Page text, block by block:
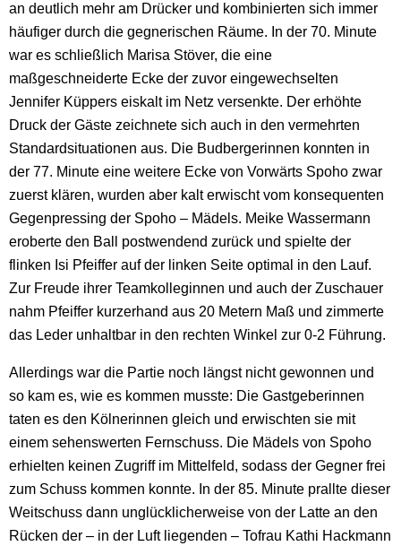
an deutlich mehr am Drücker und kombinierten sich immer
häufiger durch die gegnerischen Räume. In der 70. Minute
war es schließlich Marisa Stöver, die eine
maßgeschneiderte Ecke der zuvor eingewechselten
Jennifer Küppers eiskalt im Netz versenkte. Der erhöhte
Druck der Gäste zeichnete sich auch in den vermehrten
Standardsituationen aus. Die Budbergerinnen konnten in
der 77. Minute eine weitere Ecke von Vorwärts Spoho zwar
zuerst klären, wurden aber kalt erwischt vom konsequenten
Gegenpressing der Spoho – Mädels. Meike Wassermann
eroberte den Ball postwendend zurück und spielte der
flinken Isi Pfeiffer auf der linken Seite optimal in den Lauf.
Zur Freude ihrer Teamkolleginnen und auch der Zuschauer
nahm Pfeiffer kurzerhand aus 20 Metern Maß und zimmerte
das Leder unhaltbar in den rechten Winkel zur 0-2 Führung.
Allerdings war die Partie noch längst nicht gewonnen und
so kam es, wie es kommen musste: Die Gastgeberinnen
taten es den Kölnerinnen gleich und erwischten sie mit
einem sehenswerten Fernschuss. Die Mädels von Spoho
erhielten keinen Zugriff im Mittelfeld, sodass der Gegner frei
zum Schuss kommen konnte. In der 85. Minute prallte dieser
Weitschuss dann unglücklicherweise von der Latte an den
Rücken der – in der Luft liegenden – Tofrau Kathi Hackmann